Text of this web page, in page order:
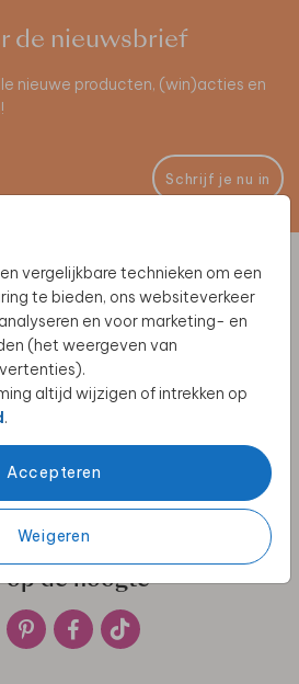
vergelijkbare technieken om een
te bieden, ons websiteverkeer
en voor marketing- en
(het weergeven van
altijd wijzigen of intrekken op
.
Accepteren
Weigeren
de nieuwsbrief
nieuwe producten, (win)acties en
Schrijf je nu in
bereikbaar voor al je vragen,
deklantenservice
4.51
van17.150reviews
de hoogte